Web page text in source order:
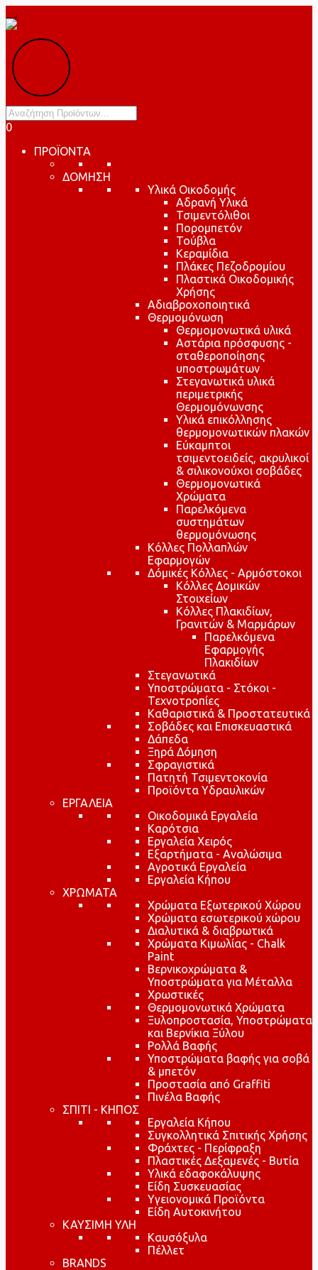
Products
search
0
ΠΡΟΪΟΝΤΑ
ΔΟΜΗΣΗ
Υλικά Οικοδομής
Αδρανή Υλικά
Τσιμεντόλιθοι
Πορομπετόν
Τούβλα
Κεραμίδια
Πλάκες Πεζοδρομίου
Πλαστικά Οικοδομικής
Χρήσης
Αδιαβροχοποιητικά
Θερμομόνωση
Θερμομονωτικά υλικά
Αστάρια πρόσφυσης -
σταθεροποίησης
υποστρωμάτων
Στεγανωτικά υλικά
περιμετρικής
Θερμομόνωνσης
Υλικά επικόλλησης
θερμομονωτικών πλακών
Εύκαμπτοι
τσιμεντοειδείς, ακρυλικοί
& σιλικονούχοι σοβάδες
Θερμομονωτικά
Χρώματα
Παρελκόμενα
συστημάτων
θερμομόνωσης
Κόλλες Πολλαπλών
Εφαρμογών
Δόμικές Κόλλες - Αρμόστοκοι
Κόλλες Δομικών
Στοιχείων
Κόλλες Πλακιδίων,
Γρανιτών & Μαρμάρων
Παρελκόμενα
Εφαρμογής
Πλακιδίων
Στεγανωτικά
Υποστρώματα - Στόκοι -
Τεχνοτροπίες
Καθαριστικά & Προστατευτικά
Σοβάδες και Επισκευαστικά
Δάπεδα
Ξηρά Δόμηση
Σφραγιστικά
Πατητή Τσιμεντοκονία
Προϊόντα Υδραυλικών
ΕΡΓΑΛΕΙΑ
Οικοδομικά Εργαλεία
Καρότσια
Εργαλεία Χειρός
Εξαρτήματα - Αναλώσιμα
Αγροτικά Εργαλεία
Εργαλεία Κήπου
ΧΡΩΜΑΤΑ
Χρώματα Εξωτερικού Χώρου
Χρώματα εσωτερικού χώρου
Διαλυτικά & διαβρωτικά
Χρώματα Κιμωλίας - Chalk
Paint
Βερνικοχρώματα &
Υποστρώματα για Μέταλλα
Χρωστικές
Θερμομονωτικά Χρώματα
Ξυλοπροστασία, Υποστρώματα
και Βερνίκια Ξύλου
Ρολλά Βαφής
Υποστρώματα βαφής για σοβά
& μπετόν
Προστασία από Graffiti
Πινέλα Βαφής
ΣΠΙΤΙ - ΚΗΠΟΣ
Εργαλεία Κήπου
Συγκολλητικά Σπιτικής Χρήσης
Φράχτες - Περίφραξη
Πλαστικές Δεξαμενές - Βυτία
Υλικά εδαφοκάλυψης
Είδη Συσκευασίας
Υγειονομικά Προϊόντα
Είδη Αυτοκινήτου
ΚΑΥΣΙΜΗ ΥΛΗ
Καυσόξυλα
Πέλλετ
BRANDS